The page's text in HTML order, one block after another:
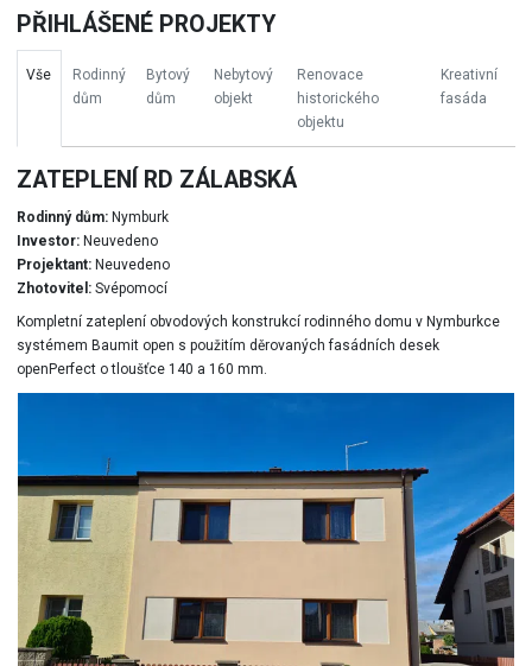
PŘIHLÁŠENÉ PROJEKTY
Vše
Rodinný
dům
Bytový
dům
Nebytový
objekt
Renovace
historického
objektu
Kreativní
fasáda
ZATEPLENÍ RD ZÁLABSKÁ
Rodinný dům:Nymburk
Investor:Neuvedeno
Projektant:Neuvedeno
Zhotovitel:Svépomocí
Kompletní zateplení obvodových konstrukcí rodinného domu v Nymburkce
systémem Baumit open s použitím děrovaných fasádních desek
openPerfect o tloušťce 140 a 160 mm.